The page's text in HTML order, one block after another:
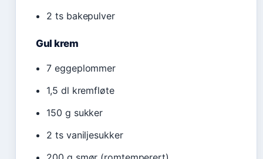
2 ts bakepulver
Gul krem
7 eggeplommer
1,5 dl kremfløte
150 g sukker
2 ts vaniljesukker